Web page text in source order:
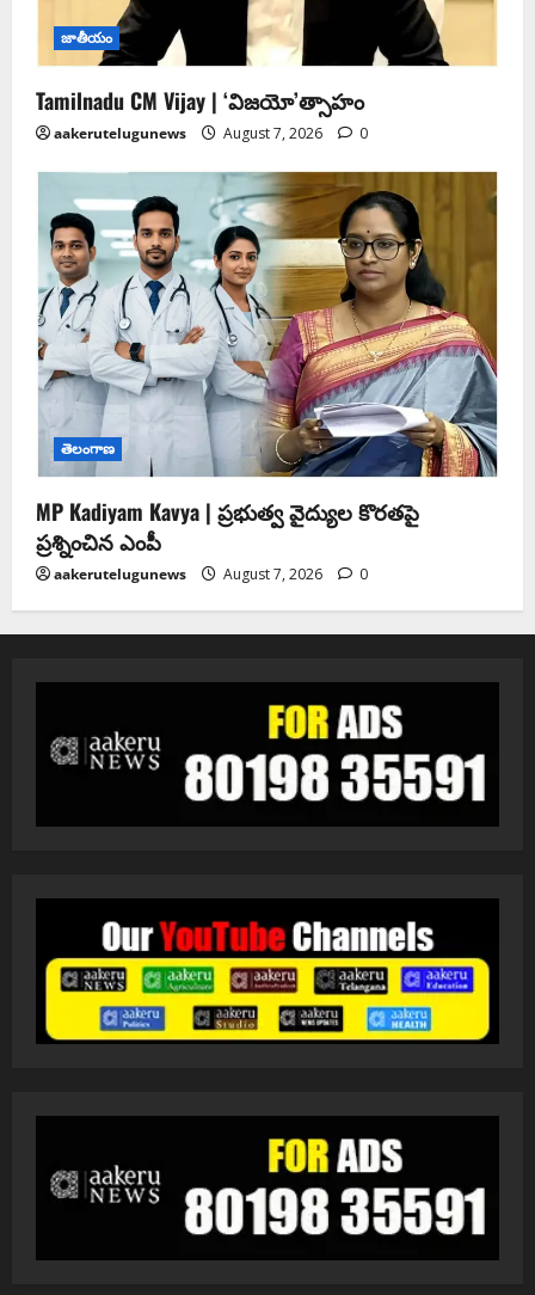
జాతీయం
Tamilnadu CM Vijay | ‘విజయో’త్సాహం
aakerutelugunews August 7, 2026 0
తెలంగాణ
MP Kadiyam Kavya | ప్రభుత్వ వైద్యుల కొరతపై
ప్రశ్నించిన ఎంపీ
aakerutelugunews August 7, 2026 0